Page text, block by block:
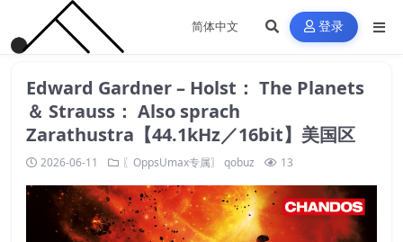
登录
Edward Gardner – Holst： The Planets
＆ Strauss： Also sprach
Zarathustra【44.1kHz／16bit】美国区
2026-06-11 〖OppsUmax专属〗 qobuz 13